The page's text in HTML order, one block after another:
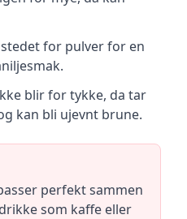
for pulver for en
blir for tykke, da tar
kan bli ujevnt brune.
perfekt sammen
som kaffe eller